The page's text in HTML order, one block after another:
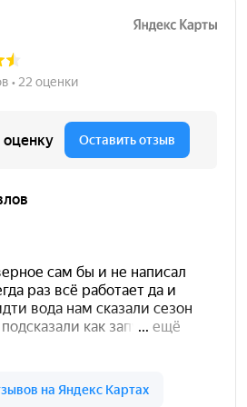
в себя первичный выезд
подъезда техники и закрепить
необходимостью выезда уже
которой достаточно дорогая.
скважин на воду, цена
по сути, работы производятся
– это последний этап перед
на стоимость здесь влияют
рабочих.
бурение скважин на воду,
населенного пункта и даже